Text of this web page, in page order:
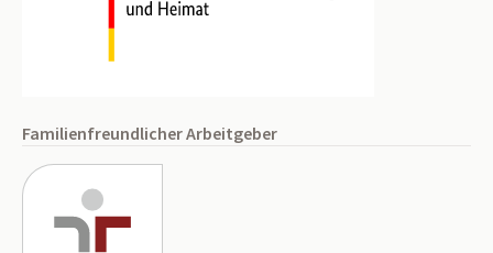
Familienfreundlicher Arbeitgeber